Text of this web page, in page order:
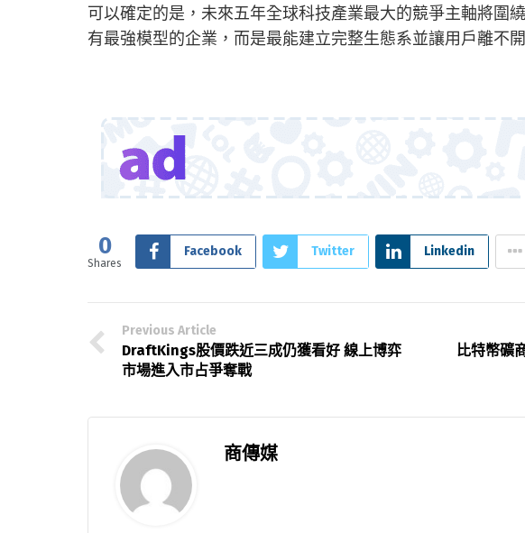
可以確定的是，未來五年全球科技產業最大的競爭主軸將圍
有最強模型的企業，而是最能建立完整生態系並讓用戶離不
0
Shares
Facebook Twitter Linkedin
Previous Article
DraftKings股價跌近三成仍獲看好 線上博弈
市場進入市占爭奪戰
比特幣礦
商傳媒